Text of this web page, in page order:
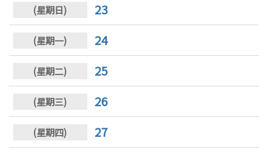
23
24
25
26
27